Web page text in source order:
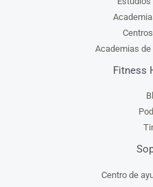
Academias
Fitness
Centro de